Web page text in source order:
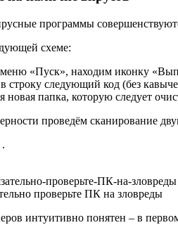
программы
схеме:
«Пуск», находим иконку
строку следующий код (без
новая папка, которую следует
проведём сканирование
проверьте ПК на зловреды
интуитивно понятен – в